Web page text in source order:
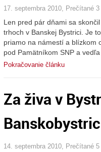
17. septembra 2010, Prečítané 3
Len pred pár dňami sa
trhoch v Banskej Bystrici. Je
priamo na námestí a blízkom
pod Pamätníkom SNP a
Pokračovanie článku
Za živa v
14. septembra 2010, Prečítané 5